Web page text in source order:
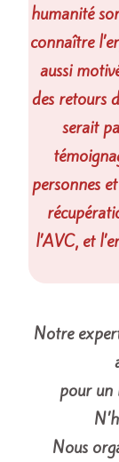
humanité
connaître
aussi
des retours
serait
personnes
l’AVC, et
Notre
pour un
Nous